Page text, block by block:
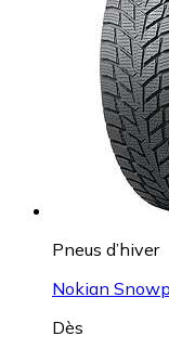
Pneus d’hiver
Nokian
Dès